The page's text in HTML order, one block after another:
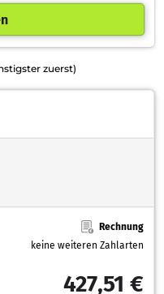
zuerst)
Rechnung
keine weiteren Zahlarten
427,51 €